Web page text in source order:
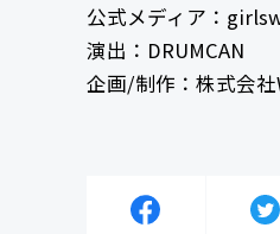
公式メディア：
演出：DRUMCAN
企画/制作：株式会社